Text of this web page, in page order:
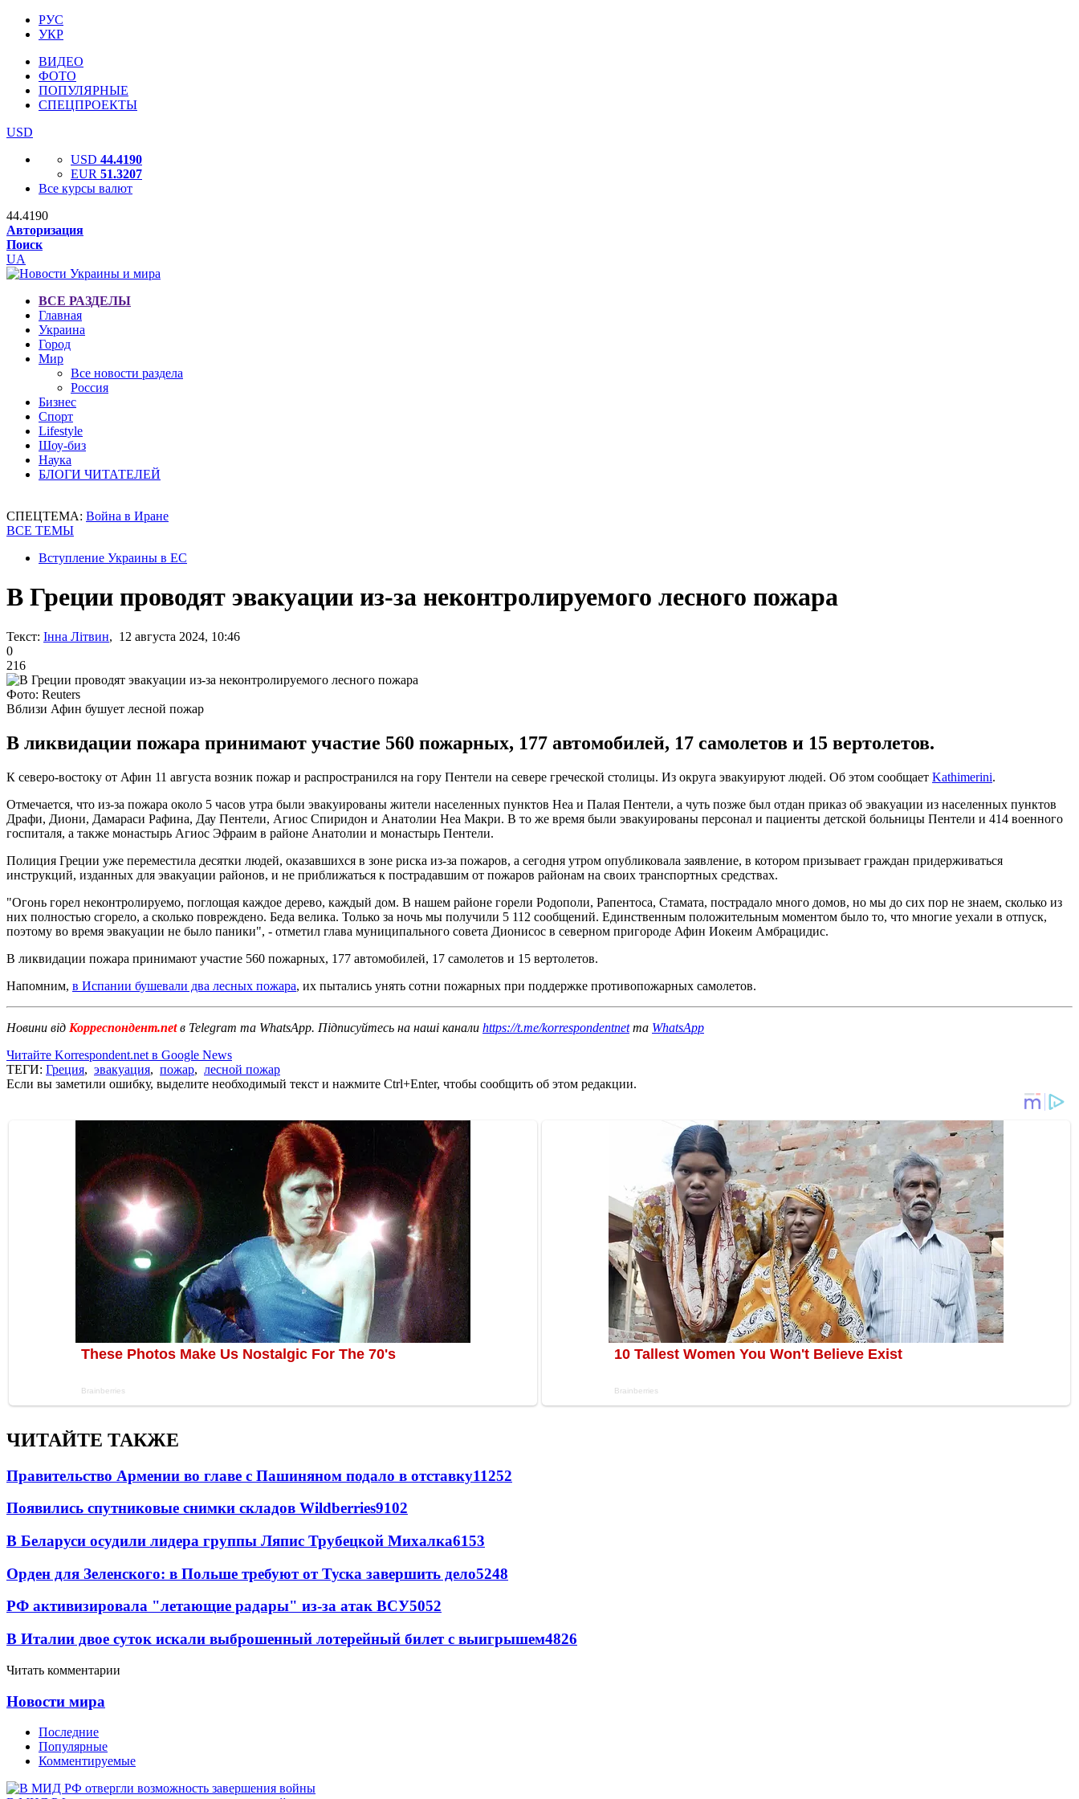
РУС
УКР
ВИДЕО
ФОТО
ПОПУЛЯРНЫЕ
СПЕЦПРОЕКТЫ
USD
USD 44.4190
EUR 51.3207
Все курсы валют
44.4190
Авторизация
Поиск
UA
ВСЕ РАЗДЕЛЫ
Главная
Украина
Город
Мир
Все новости раздела
Россия
Бизнес
Спорт
Lifestyle
Шоу-биз
Наука
БЛОГИ ЧИТАТЕЛЕЙ
СПЕЦТЕМА: Война в Иране
ВСЕ ТЕМЫ
Вступление Украины в ЕС
В Греции проводят эвакуации из-за неконтролируемого лесного пожара
Текст: Інна Літвин, 12 августа 2024, 10:46
0
216
Фото: Reuters
Вблизи Афин бушует лесной пожар
В ликвидации пожара принимают участие 560 пожарных, 177 автомобилей, 17 самолетов и 15 вертолетов.
К северо-востоку от Афин 11 августа возник пожар и распространился на гору Пентели на севере греческой столицы. Из округа эвакуируют людей. Об этом сообщает Kathimerini.
Отмечается, что из-за пожара около 5 часов утра были эвакуированы жители населенных пунктов Неа и Палая Пентели, а чуть позже был отдан приказ об эвакуации из населенных пунктов
Драфи, Диони, Дамараси Рафина, Дау Пентели, Агиос Спиридон и Анатолии Неа Макри. В то же время были эвакуированы персонал и пациенты детской больницы Пентели и 414 военного
госпиталя, а также монастырь Агиос Эфраим в районе Анатолии и монастырь Пентели.
Полиция Греции уже переместила десятки людей, оказавшихся в зоне риска из-за пожаров, а сегодня утром опубликовала заявление, в котором призывает граждан придерживаться
инструкций, изданных для эвакуации районов, и не приближаться к пострадавшим от пожаров районам на своих транспортных средствах.
"Огонь горел неконтролируемо, поглощая каждое дерево, каждый дом. В нашем районе горели Родополи, Рапентоса, Стамата, пострадало много домов, но мы до сих пор не знаем, сколько из
них полностью сгорело, а сколько повреждено. Беда велика. Только за ночь мы получили 5 112 сообщений. Единственным положительным моментом было то, что многие уехали в отпуск,
поэтому во время эвакуации не было паники", - отметил глава муниципального совета Дионисос в северном пригороде Афин Иокеим Амбрацидис.
В ликвидации пожара принимают участие 560 пожарных, 177 автомобилей, 17 самолетов и 15 вертолетов.
Напомним, в Испании бушевали два лесных пожара, их пытались унять сотни пожарных при поддержке противопожарных самолетов.
Новини від Корреспондент.netв Telegram та WhatsApp. Підписуйтесь на наші канали https://t.me/korrespondentnetта WhatsApp
Читайте Korrespondent.net в Google News
ТЕГИ: Греция, эвакуация, пожар, лесной пожар
Если вы заметили ошибку, выделите необходимый текст и нажмите Ctrl+Enter, чтобы сообщить об этом редакции.
ЧИТАЙТЕ ТАКЖЕ
Правительство Армении во главе с Пашиняном подало в отставку11252
Появились спутниковые снимки складов Wildberries9102
В Беларуси осудили лидера группы Ляпис Трубецкой Михалка6153
Орден для Зеленского: в Польше требуют от Туска завершить дело5248
РФ активизировала "летающие радары" из-за атак ВСУ5052
В Италии двое суток искали выброшенный лотерейный билет с выигрышем4826
Читать комментарии
Новости мира
Последние
Популярные
Комментируемые